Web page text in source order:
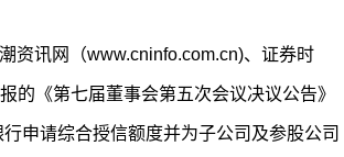
资讯网（www.cninfo.com.cn)、证券时
的《第七届董事会第五次会议决议公告》
申请综合授信额度并为子公司及参股公司